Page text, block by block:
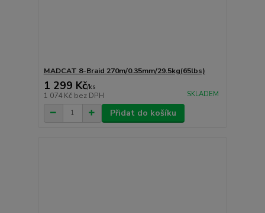
MADCAT 8-Braid 270m/0.35mm/29.5kg(65lbs)
1 299 Kč/ks
1 074 Kč bez DPH SKLADEM
Přidat do košíku